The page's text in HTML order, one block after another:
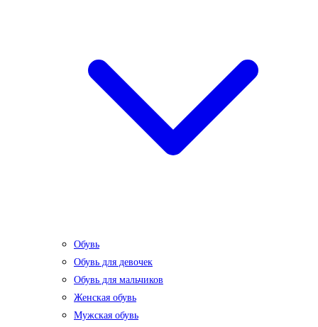
Обувь
Обувь для девочек
Обувь для мальчиков
Женская обувь
Мужская обувь